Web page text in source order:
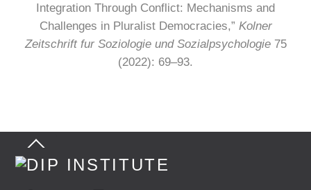
Integration Through Conflict: Mechanisms and
Challenges in Pluralist Democracies,” Kolner
Zeitschrift fur Soziologie und Sozialpsychologie75
(2022): 69–93.
Back
Top